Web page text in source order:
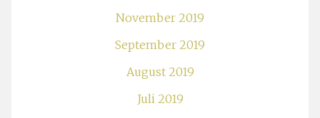
November 2019
September 2019
August 2019
Juli 2019